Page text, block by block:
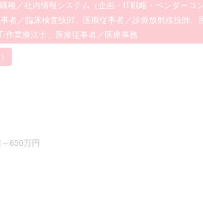
種／社内情報システム（企画・IT戦略・ベンダーコン
者／臨床検査技師、医療従事者／診療放射線技師、
作業療法士、医療従事者／医療事務
650万円